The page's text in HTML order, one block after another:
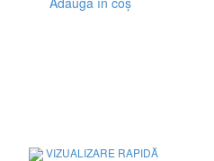
VIZUALIZARE RAPIDĂ